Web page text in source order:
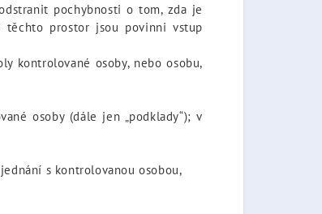
pochybnosti o tom, zda je
prostor jsou povinni vstup
kontrolované osoby, nebo osobu,
osoby (dále jen „podklady“); v
s kontrolovanou osobou,